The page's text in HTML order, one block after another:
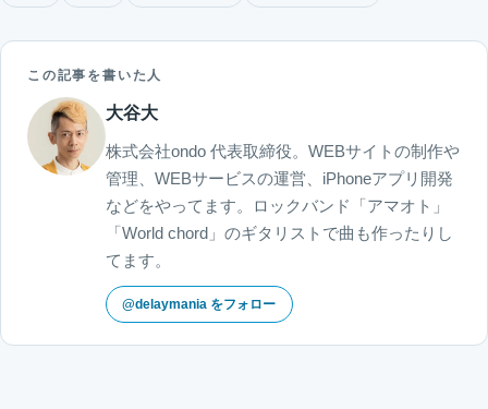
この記事を書いた人
大谷大
株式会社ondo 代表取締役。WEBサイトの制作や
管理、WEBサービスの運営、iPhoneアプリ開発
などをやってます。ロックバンド「アマオト」
「World chord」のギタリストで曲も作ったりし
てます。
@delaymania をフォロー